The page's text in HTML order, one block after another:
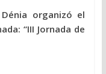
organizó el
“III Jornada de